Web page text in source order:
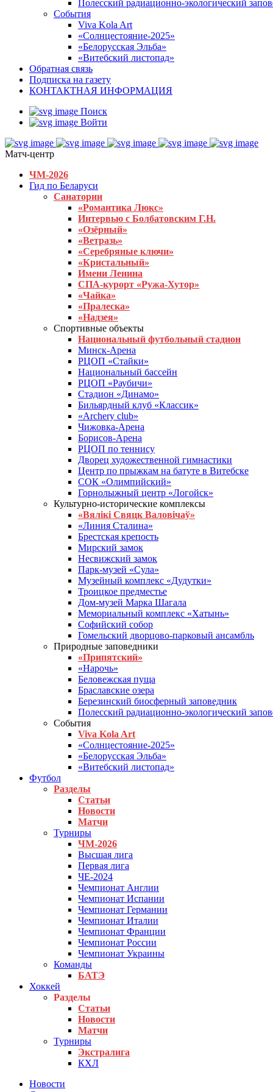
Полесский радиационно-экологический
События
Viva Kola Art
«Солнцестояние-2025»
«Белорусская Эльба»
«Витебский листопад»
Обратная связь
Подписка на газету
КОНТАКТНАЯ ИНФОРМАЦИЯ
Поиск
Войти
Матч-центр
ЧМ-2026
Гид по Беларуси
Санатории
«Романтика Люкс»
Интервью с Болбатовским Г.Н.
«Озёрный»
«Ветразь»
«Серебряные ключи»
«Кристальный»
Имени Ленина
СПА-курорт «Ружа-Хутор»
«Чайка»
«Пралеска»
«Надзея»
Спортивные объекты
Национальный футбольный стадион
Минск-Арена
РЦОП «Стайки»
Национальный бассейн
РЦОП «Раубичи»
Стадион «Динамо»
Бильярдный клуб «Классик»
«Archery club»
Чижовка-Арена
Борисов-Арена
РЦОП по теннису
Дворец художественной гимнастики
Центр по прыжкам на батуте в Витебске
СОК «Олимпийский»
Горнолыжный центр «Логойск»
Культурно-исторические комплексы
«Вялікі Свяцк Валовічаў»
«Линия Сталина»
Брестская крепость
Мирский замок
Несвижский замок
Парк-музей «Сула»
Музейный комплекс «Дудутки»
Троицкое предместье
Дом-музей Марка Шагала
Мемориальный комплекс «Хатынь»
Софийский собор
Гомельский дворцово-парковый ансамбль
Природные заповедники
«Припятский»
«Нарочь»
Беловежская пуща
Браславские озера
Березинский биосферный заповедник
Полесский радиационно-экологический
События
Viva Kola Art
«Солнцестояние-2025»
«Белорусская Эльба»
«Витебский листопад»
Футбол
Разделы
Статьи
Новости
Матчи
Турниры
ЧМ-2026
Высшая лига
Первая лига
ЧЕ-2024
Чемпионат Англии
Чемпионат Испании
Чемпионат Германии
Чемпионат Италии
Чемпионат Франции
Чемпионат России
Чемпионат Украины
Команды
БАТЭ
Хоккей
Разделы
Статьи
Новости
Матчи
Турниры
Экстралига
КХЛ
Новости